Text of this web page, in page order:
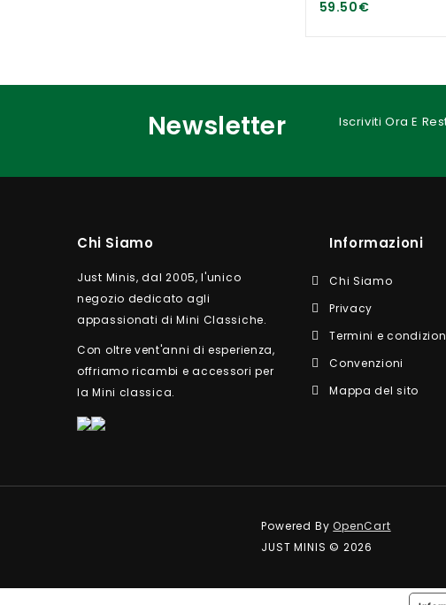
59.50€
Newsletter Iscriviti Ora E
Chi Siamo
Just Minis, dal 2005, l'unico
negozio dedicato agli
appassionati di Mini Classiche.
Con oltre vent'anni di esperienza,
offriamo ricambi e accessori per
la Mini classica.
Informazioni
Chi Siamo
Privacy
Termini e
Convenzioni
Mappa del sito
Powered ByOpenCart
JUST MINIS © 2026